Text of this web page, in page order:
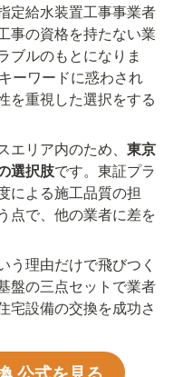
定給水装置工事事業者
事の資格を持たない業
ブルのもとになりま
ーワードに惑わされ
を重視した選択をする
リア内のため、 東京
選択肢です。東証プラ
による施工品質の担
点で、他の業者に差を
う理由だけで飛びつく
盤の三点セットで業者
宅設備の交換を成功さ